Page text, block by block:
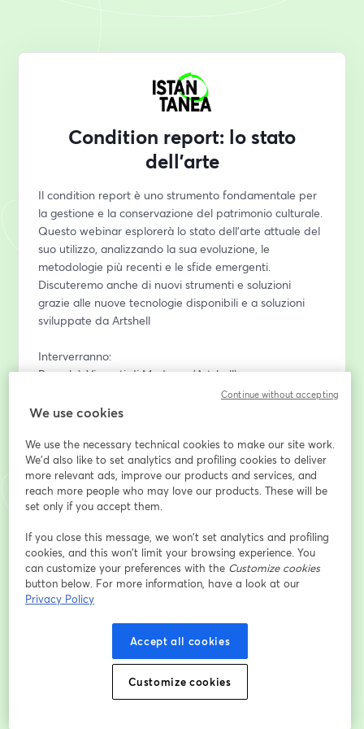
Condition report: lo stato
dell'arte
Il condition report è uno strumento fondamentale per
la gestione e la conservazione del patrimonio culturale.
Questo webinar esplorerà lo stato dell'arte attuale del
suo utilizzo, analizzando la sua evoluzione, le
metodologie più recenti e le sfide emergenti.
Discuteremo anche di nuovi strumenti e soluzioni
grazie alle nuove tecnologie disponibili e a soluzioni
sviluppate da Artshell
Interverranno:
Bernabò Visconti di Modrone (Artshell)
Maria Grazia Longoni (LCA Studio Legale)
メールアドレス*
姓*
登録済みですか？ここから参加
We use cookies
We use the necessary technical cookies to make our site work.
We'd also like to set analytics and profiling cookies to deliver
more relevant ads, improve our products and services, and
reach more people who may love our products. These will be
set only if you accept them.
If you close this message, we won’t set analytics and profiling
cookies, and this won’t limit your browsing experience. You
can customize your preferences with the Customize cookies
button below. For more information, have a look at our
Privacy Policy
Accept all cookies
Customize cookies
Continue without accepting